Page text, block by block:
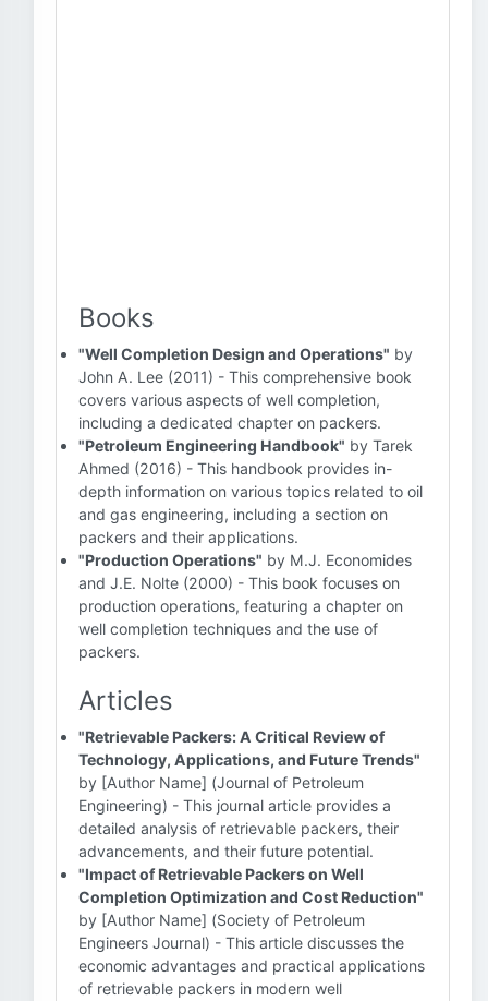
Books
"Well Completion Design and Operations" by
John A. Lee (2011) - This comprehensive book
covers various aspects of well completion,
including a dedicated chapter on packers.
"Petroleum Engineering Handbook" by Tarek
Ahmed (2016) - This handbook provides in-
depth information on various topics related to oil
and gas engineering, including a section on
packers and their applications.
"Production Operations" by M.J. Economides
and J.E. Nolte (2000) - This book focuses on
production operations, featuring a chapter on
well completion techniques and the use of
packers.
Articles
"Retrievable Packers: A Critical Review of
Technology, Applications, and Future Trends"
by [Author Name] (Journal of Petroleum
Engineering) - This journal article provides a
detailed analysis of retrievable packers, their
advancements, and their future potential.
"Impact of Retrievable Packers on Well
Completion Optimization and Cost Reduction"
by [Author Name] (Society of Petroleum
Engineers Journal) - This article discusses the
economic advantages and practical applications
of retrievable packers in modern well